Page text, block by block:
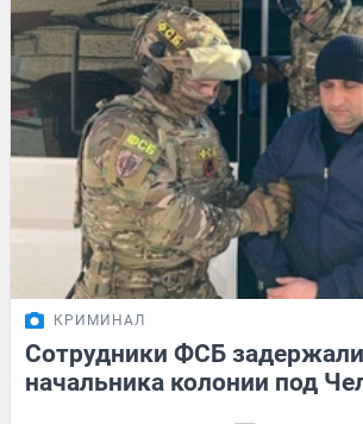
КРИМИНАЛ
Сотрудники ФСБ задержали
начальника колонии под